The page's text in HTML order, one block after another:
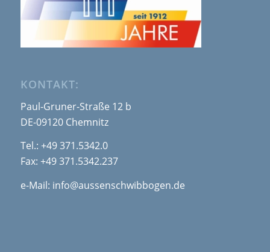
KONTAKT:
Paul-Gruner-Straße 12 b
DE-09120 Chemnitz
Tel.: +49 371.5342.0
Fax: +49 371.5342.237
e-Mail: info@aussenschwibbogen.de